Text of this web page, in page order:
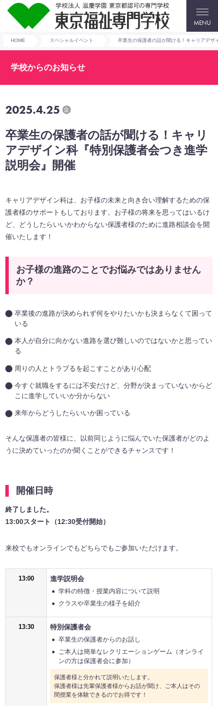
MENU
HOME スペシャルイベント 卒業生の保護者の話が聞ける！キャリアデ
学校からのお知らせ
2025.4.25 金
卒業生の保護者の話が聞ける！キャリ
アデザイン科『特別保護者会つき進学
説明会』開催
キャリアデザイン科は、お子様の未来と向き合い理解するための保
護者様のサポートもしております。お子様の将来を思ってはいるけ
ど、どうしたらいいかわからない保護者様のために進路相談会を開
催いたします！
お子様の進路のことでお悩みではありません
か？
卒業後の進路が決められず何をやりたいかも決まらなくて困って
いる
本人が自分に向かない進路を選び難しいのではないかと思ってい
る
周りの人とトラブるを起こすことがあり心配
今すぐ就職をするには不安だけど、分野が決まっていないからど
こに進学していいか分からない
来年からどうしたらいいか困っている
そんな保護者の皆様に、以前同じように悩んでいた保護者がどのよ
うに決めていったのか聞くことができるチャンスです！
開催日時
終了しました。
13:00スタート（12:30受付開始）
来校でもオンラインでもどちらでもご参加いただけます。
13:00 進学説明会
学科の特徴・授業内容について説明
クラスや卒業生の様子を紹介
13:30 特別保護者会
卒業生の保護者からのお話し
ご本人は簡単なレクリエーションゲーム（オンライ
ンの方は保護者会に参加）
保護者様と分かれて説明いたします。
保護者様は先輩保護者様からお話が聞け、ご本人はその
間授業を体験できるのでお得です！